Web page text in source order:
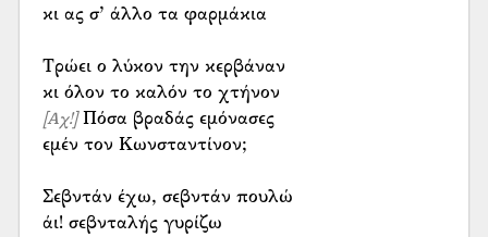
κι ας σ’ άλλο τα φαρμάκια
Τρώει ο λύκον την κερβάναν
[Αχ!]Πόσα βραδάς εμόνασες
εμέν τον Κωνσταντίνον;
Σεβντάν έχω, σεβντάν πουλώ
άι! σεβνταλής γυρίζω